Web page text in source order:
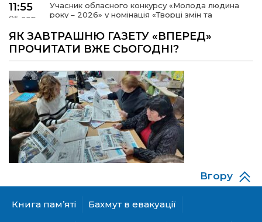
11:55
05 сер
Учасник обласного конкурсу «Молода людина
року – 2026» у номінація «Творці змін та
15:18
Мобільні клініки надали медичну допомогу 4
09:27
03 сер
ВПО можуть не платити за частину
комунальних послуг: про що йдеться
14:12
01 сер
Досі ВПО? Юристка розповіла, коли
переселенці втрачають виплати та статус
внутрішньо переміщеної особи
14:04
Аліна Кулик
ЯК ЗАВТРАШНЮ ГАЗЕТУ «ВПЕРЕД»
ПРОЧИТАТИ ВЖЕ СЬОГОДНІ?
Книга пам’яті Бахмут в евакуації
Вгору